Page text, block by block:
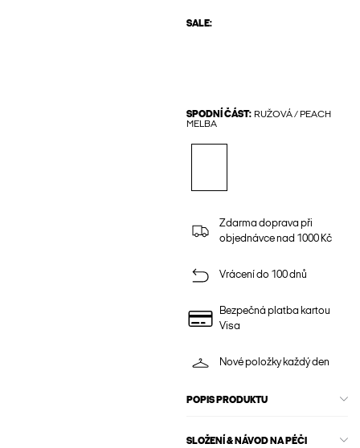
SALE:
SPODNÍ ČÁST: RUŽOVÁ / PEACH
MELBA
Zdarma doprava při
objednávce nad 1000 Kč
Vrácení do 100 dnů
Bezpečná platba kartou
Visa
Nové položky každý den
POPIS PRODUKTU
SLOŽENÍ & NÁVOD NA PÉČI